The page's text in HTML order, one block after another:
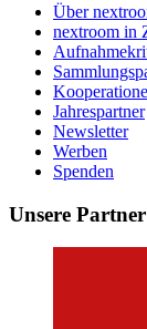
Über
nextroom in
Jahrespartner
Newsletter
Werben
Spenden
Unsere